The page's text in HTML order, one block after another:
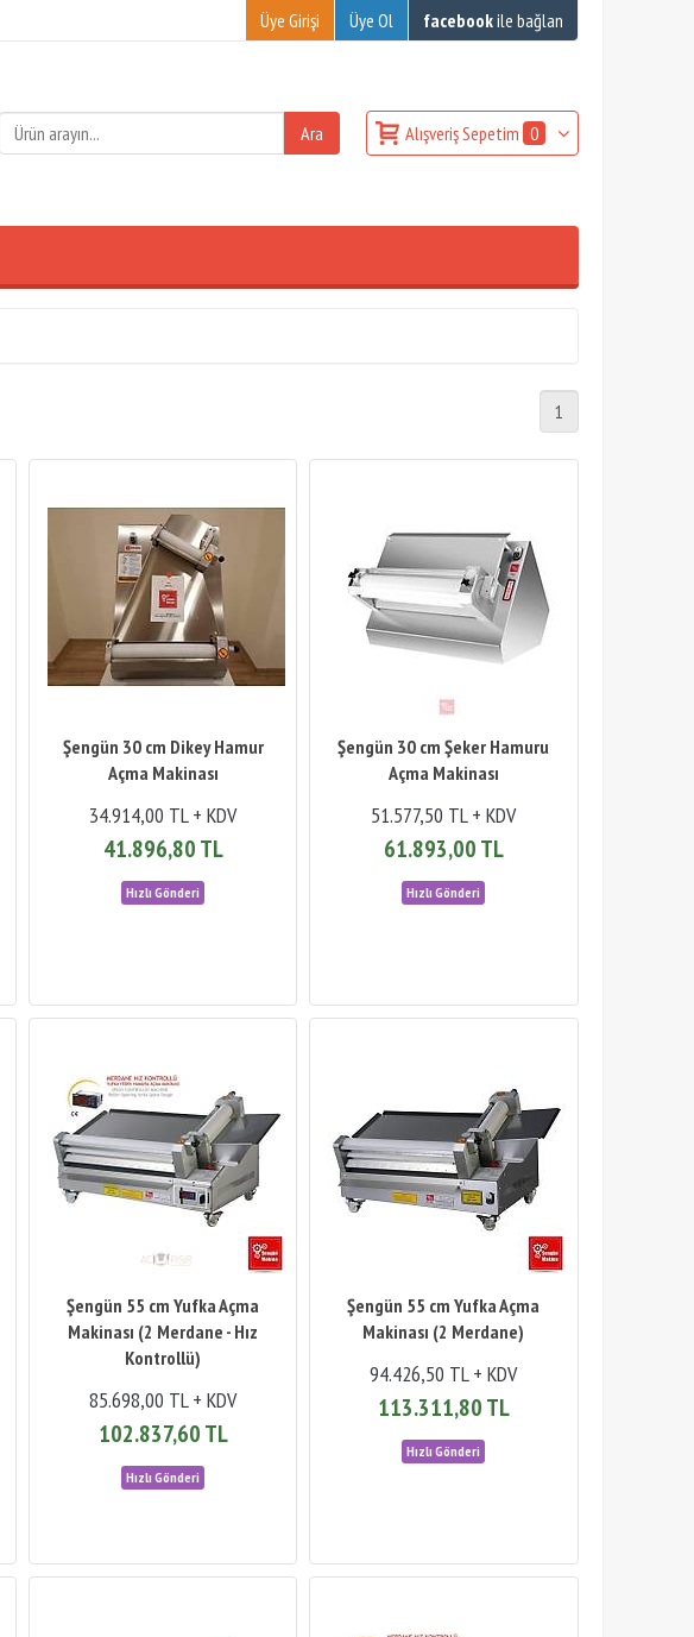
Üye Girişi Üye Ol facebookile bağlan
Alışveriş Sepetim 0
1
Şengün 30 cm Dikey Hamur
Açma Makinası
34.914,00 TL + KDV
41.896,80 TL
Şengün 30 cm Şeker Hamuru
Açma Makinası
51.577,50 TL + KDV
61.893,00 TL
Şengün 55 cm Yufka Açma
Makinası (2 Merdane - Hız
Kontrollü)
85.698,00 TL + KDV
102.837,60 TL
Şengün 55 cm Yufka Açma
Makinası (2 Merdane)
94.426,50 TL + KDV
113.311,80 TL